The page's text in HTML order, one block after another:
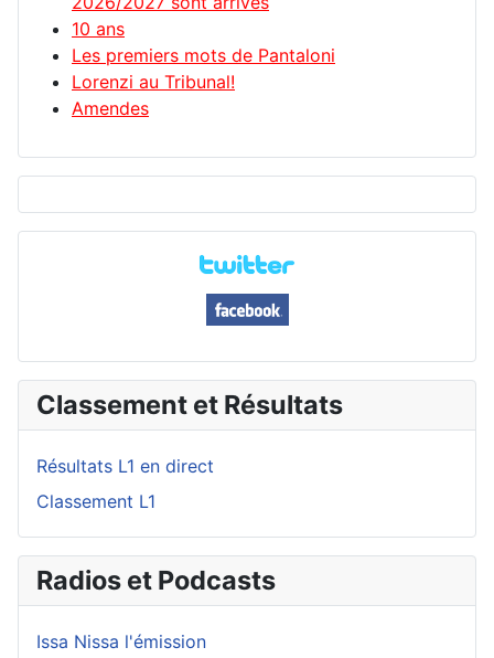
10 ans
Les premiers mots de Pantaloni
Lorenzi au Tribunal!
Amendes
Classement et Résultats
Résultats L1 en direct
Classement L1
Radios et Podcasts
Issa Nissa l'émission